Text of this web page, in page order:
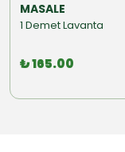
MASALE
1 Demet Lavanta
₺ 165.00